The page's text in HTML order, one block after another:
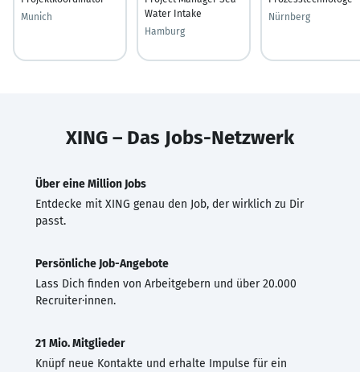
Munich
Water Intake
Hamburg
Nürnberg
XING – Das Jobs-Netzwerk
Über eine Million Jobs
Entdecke mit XING genau den Job, der wirklich zu Dir
passt.
Persönliche Job-Angebote
Lass Dich finden von Arbeitgebern und über 20.000
Recruiter·innen.
21 Mio. Mitglieder
Knüpf neue Kontakte und erhalte Impulse für ein